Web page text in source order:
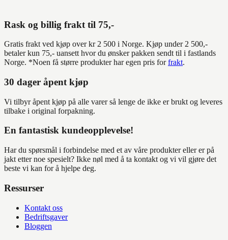
Rask og billig frakt til 75,-
Gratis frakt ved kjøp over kr 2 500 i Norge. Kjøp under 2 500,-
betaler kun 75,- uansett hvor du ønsker pakken sendt til i fastlands
Norge. *Noen få større produkter har egen pris for frakt.
30 dager åpent kjøp
Vi tilbyr åpent kjøp på alle varer så lenge de ikke er brukt og leveres
tilbake i original forpakning.
En fantastisk kundeopplevelse!
Har du spørsmål i forbindelse med et av våre produkter eller er på
jakt etter noe spesielt? Ikke nøl med å ta kontakt og vi vil gjøre det
beste vi kan for å hjelpe deg.
Ressurser
Kontakt oss
Bedriftsgaver
Bloggen